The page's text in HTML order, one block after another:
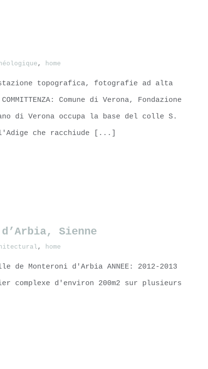
, home
stazione topografica, fotografie ad alta
Comune di Verona, Fondazione
di Verona occupa la base del colle S.
che racchiude [...]
S​ienne​
, home
de Monteroni d'Arbia ANNEE: 2012-2013
d'environ 200m2 sur plusieurs